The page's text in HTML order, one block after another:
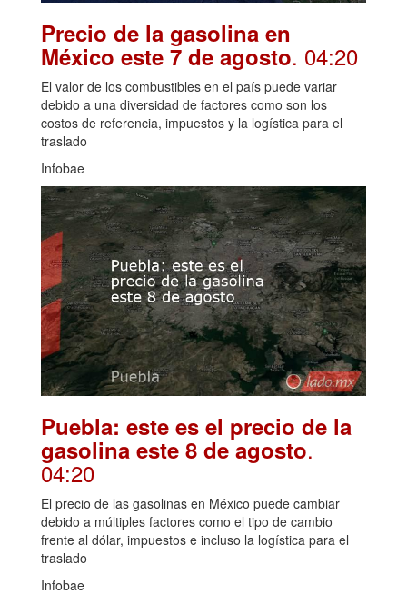
Precio de la gasolina en
México este 7 de agosto. 04:20
El valor de los combustibles en el país puede variar
debido a una diversidad de factores como son los
costos de referencia, impuestos y la logística para el
traslado
Infobae
Puebla: este es el precio de la
gasolina este 8 de agosto.
04:20
El precio de las gasolinas en México puede cambiar
debido a múltiples factores como el tipo de cambio
frente al dólar, impuestos e incluso la logística para el
traslado
Infobae